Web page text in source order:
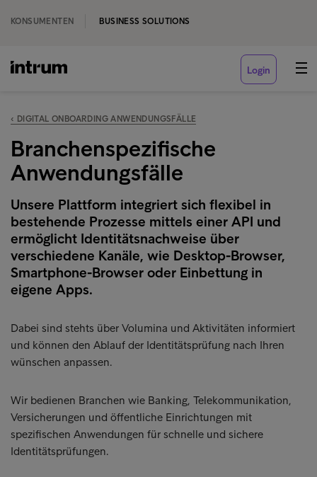
KONSUMENTEN BUSINESS SOLUTIONS
Login
‹ DIGITAL ONBOARDING ANWENDUNGSFÄLLE
Branchenspezifische
Anwendungsfälle
Unsere Plattform integriert sich flexibel in
bestehende Prozesse mittels einer API und
ermöglicht Identitätsnachweise über
verschiedene Kanäle, wie Desktop-Browser,
Smartphone-Browser oder Einbettung in
eigene Apps.
Dabei sind stehts über Volumina und Aktivitäten informiert
und können den Ablauf der Identitätsprüfung nach Ihren
wünschen anpassen.
Wir bedienen Branchen wie Banking, Telekommunikation,
Versicherungen und öffentliche Einrichtungen mit
spezifischen Anwendungen für schnelle und sichere
Identitätsprüfungen.